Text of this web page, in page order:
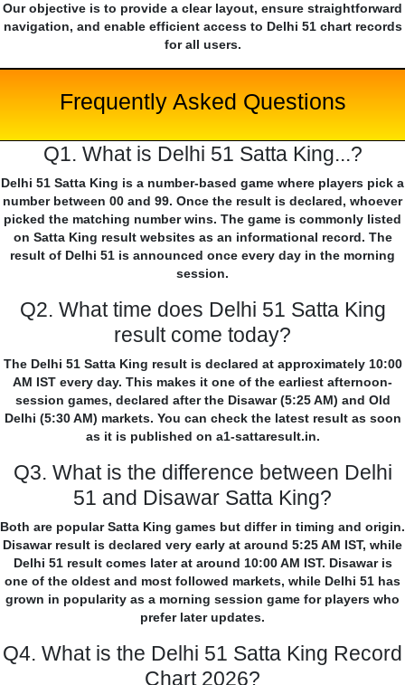
Our objective is to provide a clear layout, ensure straightforward
navigation, and enable efficient access to Delhi 51 chart records
for all users.
Frequently Asked Questions
Q1. What is Delhi 51 Satta King...?
Delhi 51 Satta King is a number-based game where players pick a
number between 00 and 99. Once the result is declared, whoever
picked the matching number wins. The game is commonly listed
on Satta King result websites as an informational record. The
result of Delhi 51 is announced once every day in the morning
session.
Q2. What time does Delhi 51 Satta King
result come today?
The Delhi 51 Satta King result is declared at approximately 10:00
AM IST every day. This makes it one of the earliest afternoon-
session games, declared after the Disawar (5:25 AM) and Old
Delhi (5:30 AM) markets. You can check the latest result as soon
as it is published on a1-sattaresult.in.
Q3. What is the difference between Delhi
51 and Disawar Satta King?
Both are popular Satta King games but differ in timing and origin.
Disawar result is declared very early at around 5:25 AM IST, while
Delhi 51 result comes later at around 10:00 AM IST. Disawar is
one of the oldest and most followed markets, while Delhi 51 has
grown in popularity as a morning session game for players who
prefer later updates.
Q4. What is the Delhi 51 Satta King Record
Chart 2026?